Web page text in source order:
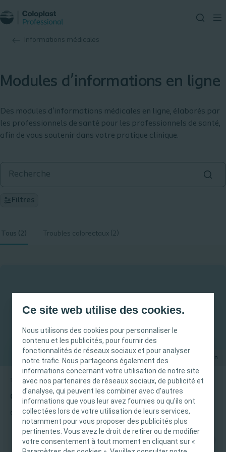
Ce site web utilise des cookies.
Nous utilisons des cookies pour personnaliser le
contenu et les publicités, pour fournir des
fonctionnalités de réseaux sociaux et pour analyser
notre trafic. Nous partageons également des
informations concernant votre utilisation de notre site
avec nos partenaires de réseaux sociaux, de publicité et
d'analyse, qui peuvent les combiner avec d'autres
informations que vous leur avez fournies ou qu'ils ont
collectées lors de votre utilisation de leurs services,
notamment pour vous proposer des publicités plus
pertinentes. Vous avez le droit de retirer ou de modifier
votre consentement à tout moment en cliquant sur «
Informations médicales
INFORMATION IMPORTANTE
Ce site est destiné uniquement aux
professionnels de santé français tels que définis
dans le Code de la santé publique français. Le
contenu du site est destiné à l’information et
l’éducation et peut ne pas être adapté à toutes
les juridictions. Coloplast ne fournit pas de
Modules d’informations en ligne
Des modules d'informations médicales en ligne, élaborés par
les professionnels de santé pour les professionnels de santé,
afin de vous soutenir dans votre pratique clinique.
Filtres
Tous (2) Troubles colorectaux (2)
Troubles colorectaux Module d’informations en ligne
25 min
Options de traitement du transit intestinal
elearning